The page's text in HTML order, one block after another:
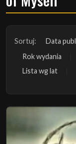
Sortuj: Data
Rok wydania
Lista wg lat